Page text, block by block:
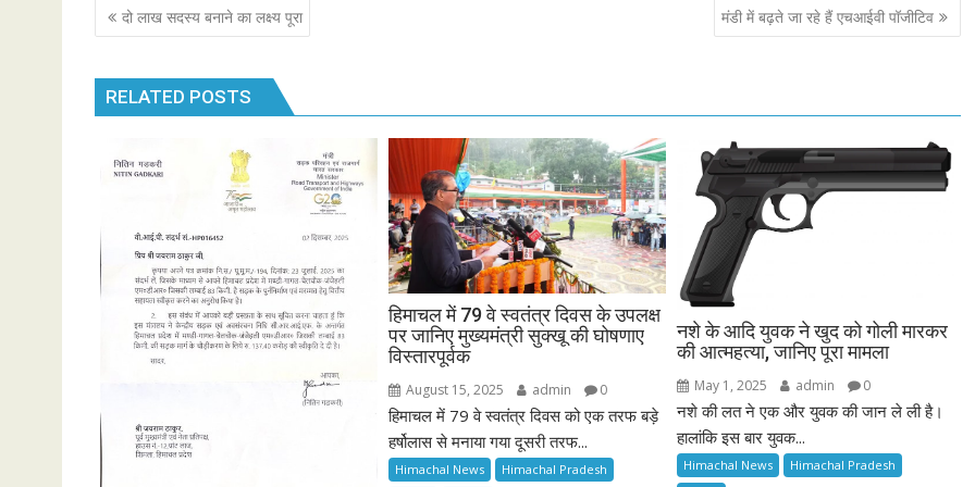
Post
navigation
दो लाख सदस्य बनाने का लक्ष्य पूरा मंडी में बढ़ते जा रहे हैं एचआईवी पॉजीटिव
RELATED POSTS
हिमाचल में 79 वे स्वतंत्र दिवस के उपलक्ष
पर जानिए मुख्यमंत्री सुक्खू की घोषणाए
विस्तारपूर्वक
August 15, 2025 admin 0
हिमाचल में 79 वे स्वतंत्र दिवस को एक तरफ बड़े
हर्षोलास से मनाया गया दूसरी तरफ...
Himachal News
Himachal Pradesh
नशे के आदि युवक ने खुद को गोली मारकर
की आत्महत्या, जानिए पूरा मामला
May 1, 2025 admin 0
नशे की लत ने एक और युवक की जान ले ली है।
हालांकि इस बार युवक...
Himachal News
Himachal Pradesh